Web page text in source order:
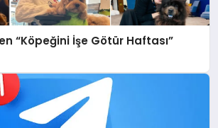
“Köpeğini İşe Götür Haftası”